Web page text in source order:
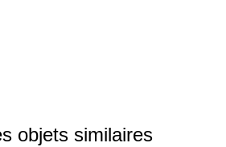
objets similaires